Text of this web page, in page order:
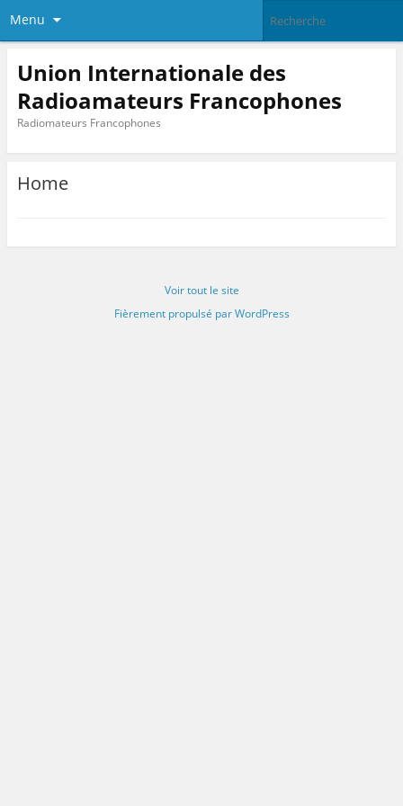
Menu
Union Internationale des
Radioamateurs Francophones
Radiomateurs Francophones
Home
Voir tout le site
Fièrement propulsé par WordPress